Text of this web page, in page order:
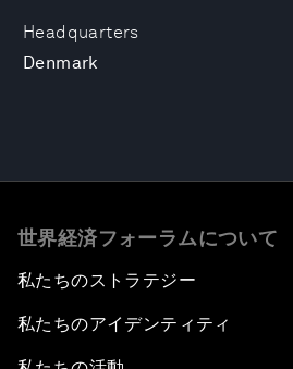
Headquarters
Denmark
世界経済フォーラムについて
私たちのストラテジー
私たちのアイデンティティ